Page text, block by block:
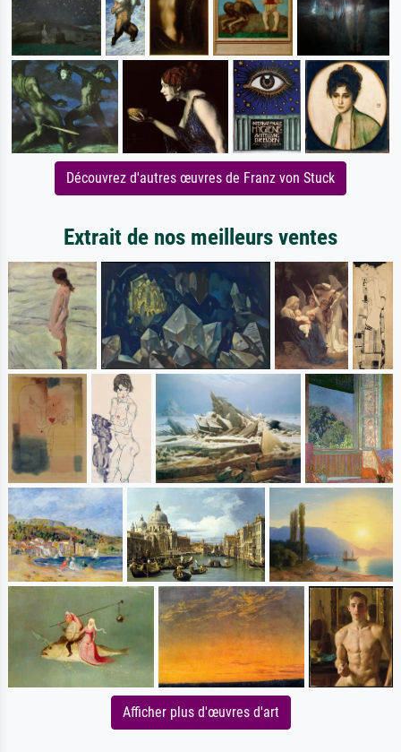
Découvrez d'autres œuvres de Franz von Stuck
Extrait de nos meilleurs ventes
Afficher plus d'œuvres d'art